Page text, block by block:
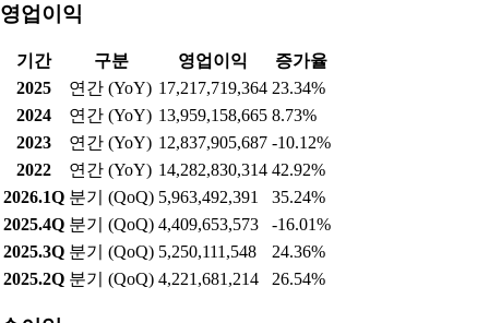
영업이익
기간 구분 영업이익
증가율
2025
연간 (YoY) 17,217,719,364 23.34%
2024
연간 (YoY) 13,959,158,665 8.73%
2023
연간 (YoY) 12,837,905,687 -10.12%
2022
연간 (YoY) 14,282,830,314 42.92%
2026.1Q 분기 (QoQ) 5,963,492,391
35.24%
2025.4Q 분기 (QoQ) 4,409,653,573
-16.01%
2025.3Q 분기 (QoQ) 5,250,111,548
24.36%
2025.2Q 분기 (QoQ) 4,221,681,214 26.54%